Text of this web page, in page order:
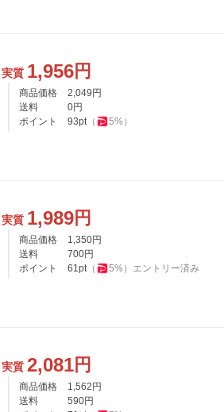
実質 1,956円
商品価格 2,049 円
送料
0円
ポイント
93pt（ 5%）
実質 1,989円
商品価格 1,350円
送料
700円
ポイント
61pt（ 5%） エントリー済み
実質 2,081円
商品価格 1,562 円
送料
590円